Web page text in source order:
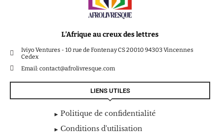
L’Afrique au creux des lettres
Iviyo Ventures - 10 rue de Fontenay CS 20010 94303 Vincennes
Cedex
Email: contact@afrolivresque.com
LIENS UTILES
Politique de confidentialité
Conditions d'utilisation